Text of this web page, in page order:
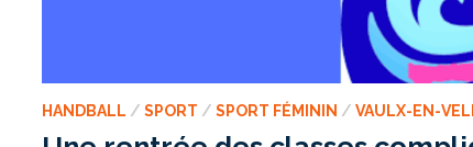
HANDBALL /SPORT /SPORT FÉMININ /VAULX-EN-